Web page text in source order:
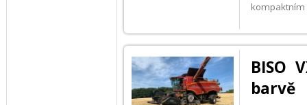
kompaktním
BISO
barvě